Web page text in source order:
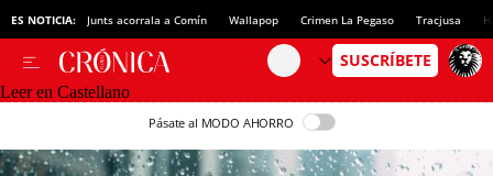
ES NOTICIA: Junts acorrala a Comín Wallapop Crimen La Pegaso Tracjusa
Leer en Castellano
Pásate al MODO AHORRO